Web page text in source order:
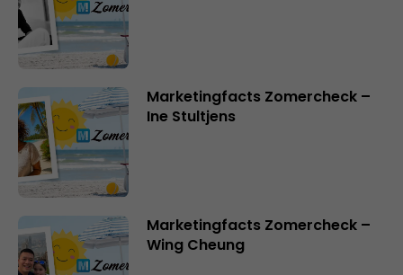
Marketingfacts Zomercheck –
Ine Stultjens
Marketingfacts Zomercheck –
Wing Cheung